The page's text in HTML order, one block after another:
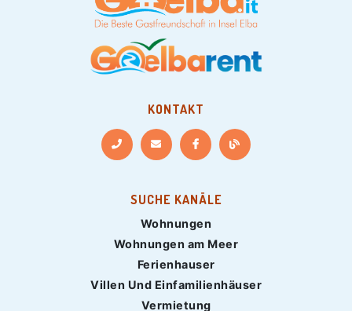
KONTAKT
SUCHE KANÄLE
Wohnungen
Wohnungen am Meer
Ferienhauser
Villen Und Einfamilienhäuser
Vermietung